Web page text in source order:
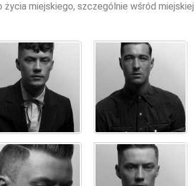
miejskiego, szczególnie wśród miejskiej